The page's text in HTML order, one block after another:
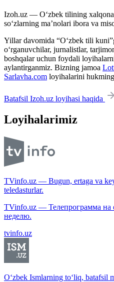
Izoh.uz — O‘zbek tilining
so‘zlarning ma’nolari ibora va
Yillar davomida “O‘zbek tili
o‘rganuvchilar, jurnalistlar,
boshqalar uchun foydali
aylantirganmiz. Bizning jamoa
Sarlavha.com loyihalarini
Batafsil Izoh.uz loyihasi haqida
Loyihalarimiz
TVinfo.uz — Bugun, ertaga va
teledasturlar.
TVinfo.uz — Телепрограмма на
неделю.
tvinfo.uz
O‘zbek Ismlarning to‘liq, batafsil